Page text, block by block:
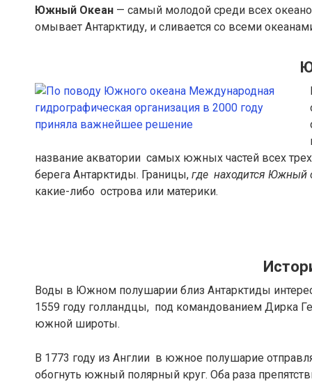
Южный Океан — самый молодой среди всех
омывает Антарктиду, и сливается со всеми
название акватории самых южных частей всех
берега Антарктиды. Границы, где находится Южный
какие-либо острова или материки.
Воды в Южном полушарии близ Антарктиды
1559 году голландцы, под командованием Дирка
южной широты.
В 1773 году из Англии в южное полушарие
обогнуть южный полярный круг. Оба раза